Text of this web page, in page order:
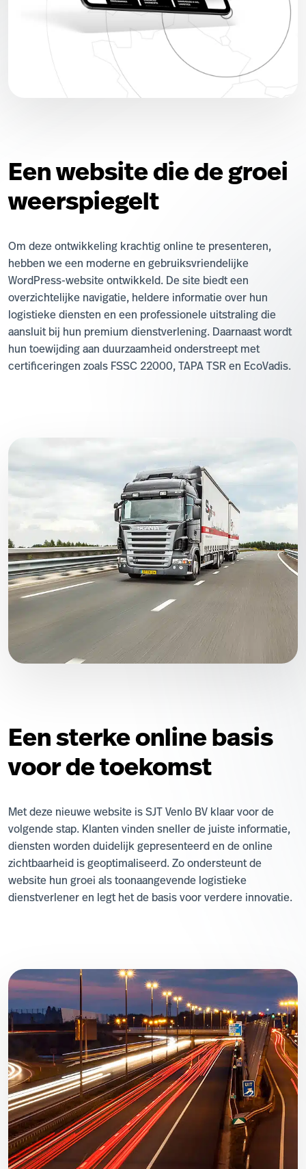
Een website die de groei
weerspiegelt
Om deze ontwikkeling krachtig online te presenteren,
hebben we een moderne en gebruiksvriendelijke
WordPress-website ontwikkeld. De site biedt een
overzichtelijke navigatie, heldere informatie over hun
logistieke diensten en een professionele uitstraling die
aansluit bij hun premium dienstverlening. Daarnaast wordt
hun toewijding aan duurzaamheid onderstreept met
certificeringen zoals FSSC 22000, TAPA TSR en EcoVadis.
Een sterke online basis
voor de toekomst
Met deze nieuwe website is SJT Venlo BV klaar voor de
volgende stap. Klanten vinden sneller de juiste informatie,
diensten worden duidelijk gepresenteerd en de online
zichtbaarheid is geoptimaliseerd. Zo ondersteunt de
website hun groei als toonaangevende logistieke
dienstverlener en legt het de basis voor verdere innovatie.